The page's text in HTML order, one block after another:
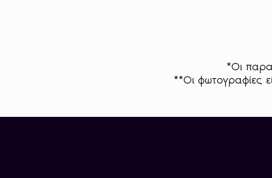
*Οι
**Οι φωτογραφίες